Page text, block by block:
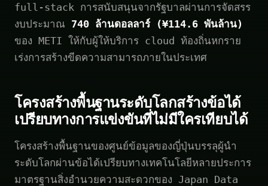
full-stack การสนับสนุนจากรัฐบาลผ่านการจัดสรร
งบประมาณ 740 ล้านดอลลาร์ (¥114.6 พันล้าน)
ของ METI ให้กับผู้ให้บริการ cloud ท้องถิ่นหกราย
เร่งการสร้างขีดความสามารถภายในประเทศ
โครงสร้างพื้นฐานระดับโลกสร้างข้อได้
เปรียบทางการแข่งขันที่ไม่มีใครเทียบได้
โครงสร้างพื้นฐานของศูนย์ข้อมูลของญี่ปุ่นบรรลุผู้นำ
ระดับโลกผ่านข้อได้เปรียบทางเทคโนโลยีหลายประการ
มาตรฐานสิ่งอำนวยความสะดวกของ Japan Data